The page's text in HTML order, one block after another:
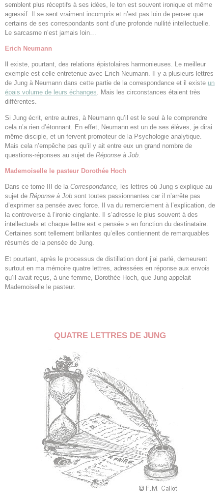
semblent plus réceptifs à ses idées, le ton est souvent ironique et même
agressif. Il se sent vraiment incompris et n’est pas loin de penser que
certains de ses correspondants sont d’une profonde nullité intellectuelle.
Le sarcasme n’est jamais loin…
Erich Neumann
Il existe, pourtant, des relations épistolaires harmonieuses. Le meilleur
exemple est celle entretenue avec Erich Neumann. Il y a plusieurs lettres
de Jung à Neumann dans cette partie de la correspondance et il existe un
épais volume de leurs échanges. Mais les circonstances étaient très
différentes.
Si Jung écrit, entre autres, à Neumann qu’il est le seul à le comprendre
cela n’a rien d’étonnant. En effet, Neumann est un de ses élèves, je dirai
même disciple, et un fervent promoteur de la Psychologie analytique.
Mais cela n’empêche pas qu’il y ait entre eux un grand nombre de
questions-réponses au sujet de Réponse à Job
Mademoiselle le pasteur Dorothée Hoch
Dans ce tome III de la Correspondance, les lettres où Jung s’explique au
sujet de Réponse à Job sont toutes passionnantes car il n’arrête pas
d’exprimer sa pensée avec force. Il va du remerciement à l’explication, de
la controverse à l’ironie cinglante. Il s’adresse le plus souvent à des
intellectuels et chaque lettre est « pensée » en fonction du destinataire.
Certaines sont tellement brillantes qu’elles contiennent de remarquables
résumés de la pensée de Jung.
Et pourtant, après le processus de distillation dont j’ai parlé, demeurent
surtout en ma mémoire quatre lettres, adressées en réponse aux envois
qu’il avait reçus, à une femme, Dorothée Hoch, que Jung appelait
Mademoiselle le pasteur.
QUATRE LETTRES DE JUNG